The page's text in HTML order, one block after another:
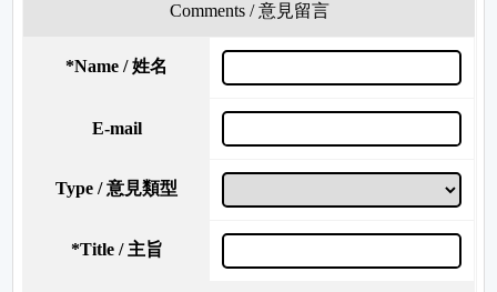
Comments / 意見留言
*Name / 姓名
E-mail
Type / 意見類型
*Title / 主旨